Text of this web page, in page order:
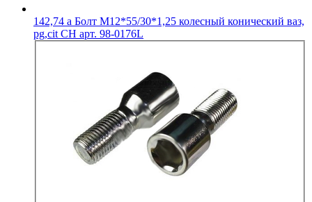
142,74 a Болт М12*55/30*1,25 колесный конический ваз,
pg,cit CH арт. 98-0176L